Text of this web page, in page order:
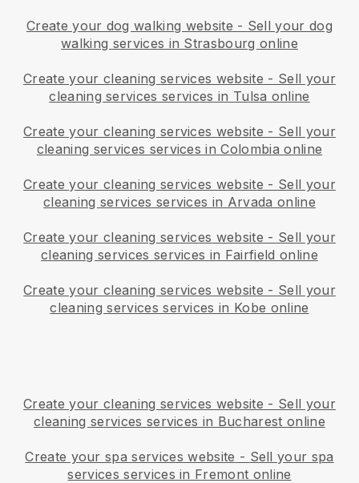
Create your dog walking website - Sell your dog
walking services in Strasbourg online
Create your cleaning services website - Sell your
cleaning services services in Tulsa online
Create your cleaning services website - Sell your
cleaning services services in Colombia online
Create your cleaning services website - Sell your
cleaning services services in Arvada online
Create your cleaning services website - Sell your
cleaning services services in Fairfield online
Create your cleaning services website - Sell your
cleaning services services in Kobe online
Create your cleaning services website - Sell your
cleaning services services in Bucharest online
Create your spa services website - Sell your spa
services services in Fremont online